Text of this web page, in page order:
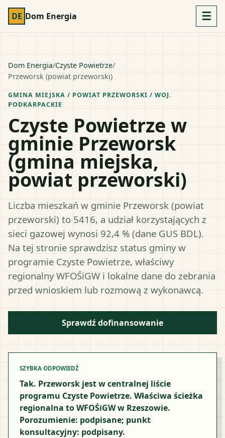
DE Dom Energia ☰
Dom Energia/Czyste Powietrze/
Przeworsk (powiat przeworski)
GMINA MIEJSKA / POWIAT PRZEWORSKI / WOJ.
PODKARPACKIE
Czyste Powietrze w
gminie Przeworsk
(gmina miejska,
powiat przeworski)
Liczba mieszkań w gminie Przeworsk (powiat
przeworski) to 5416, a udział korzystających z
sieci gazowej wynosi 92,4 % (dane GUS BDL).
Na tej stronie sprawdzisz status gminy w
programie Czyste Powietrze, właściwy
regionalny WFOŚiGW i lokalne dane do zebrania
przed wnioskiem lub rozmową z wykonawcą.
Sprawdź dofinansowanie
SZYBKA ODPOWIEDŹ
Tak. Przeworsk jest w centralnej liście
programu Czyste Powietrze. Właściwa ścieżka
regionalna to WFOŚiGW w Rzeszowie.
Porozumienie: podpisane; punkt
konsultacyjny: podpisany.